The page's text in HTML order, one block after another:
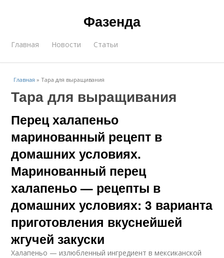
Фазенда
Главная Новости Статьи
Главная »Тара для выращивания
Тара для выращивания
Перец халапеньо
маринованный рецепт в
домашних условиях.
Маринованный перец
халапеньо — рецепты в
домашних условиях: 3 варианта
приготовления вкуснейшей
жгучей закуски
Халапеньо — излюбленный ингредиент в мексиканской